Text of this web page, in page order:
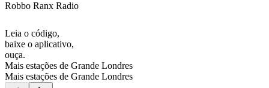
Robbo Ranx Radio
Leia o código,
baixe o aplicativo,
ouça.
Mais estações de Grande Londres
Mais estações de Grande Londres